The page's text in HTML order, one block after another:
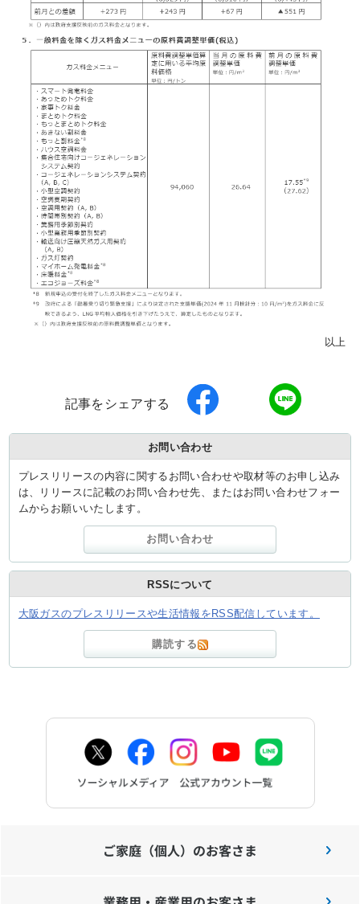
以上
記事をシェアする
お問い合わせ
プレスリリースの内容に関するお問い合わせや取材等のお申し込み
は、リリースに記載のお問い合わせ先、またはお問い合わせフォー
ムからお願いいたします。
お問い合わせ
RSSについて
大阪ガスのプレスリリースや生活情報をRSS配信しています。
購読する
ご家庭（個人）のお客さま